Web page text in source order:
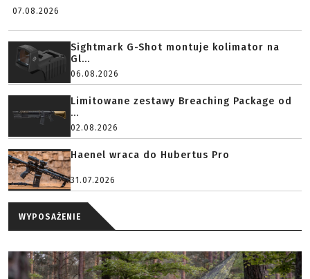
07.08.2026
Sightmark G-Shot montuje kolimator na
Gl...
06.08.2026
Limitowane zestawy Breaching Package od
...
02.08.2026
Haenel wraca do Hubertus Pro
31.07.2026
WYPOSAŻENIE